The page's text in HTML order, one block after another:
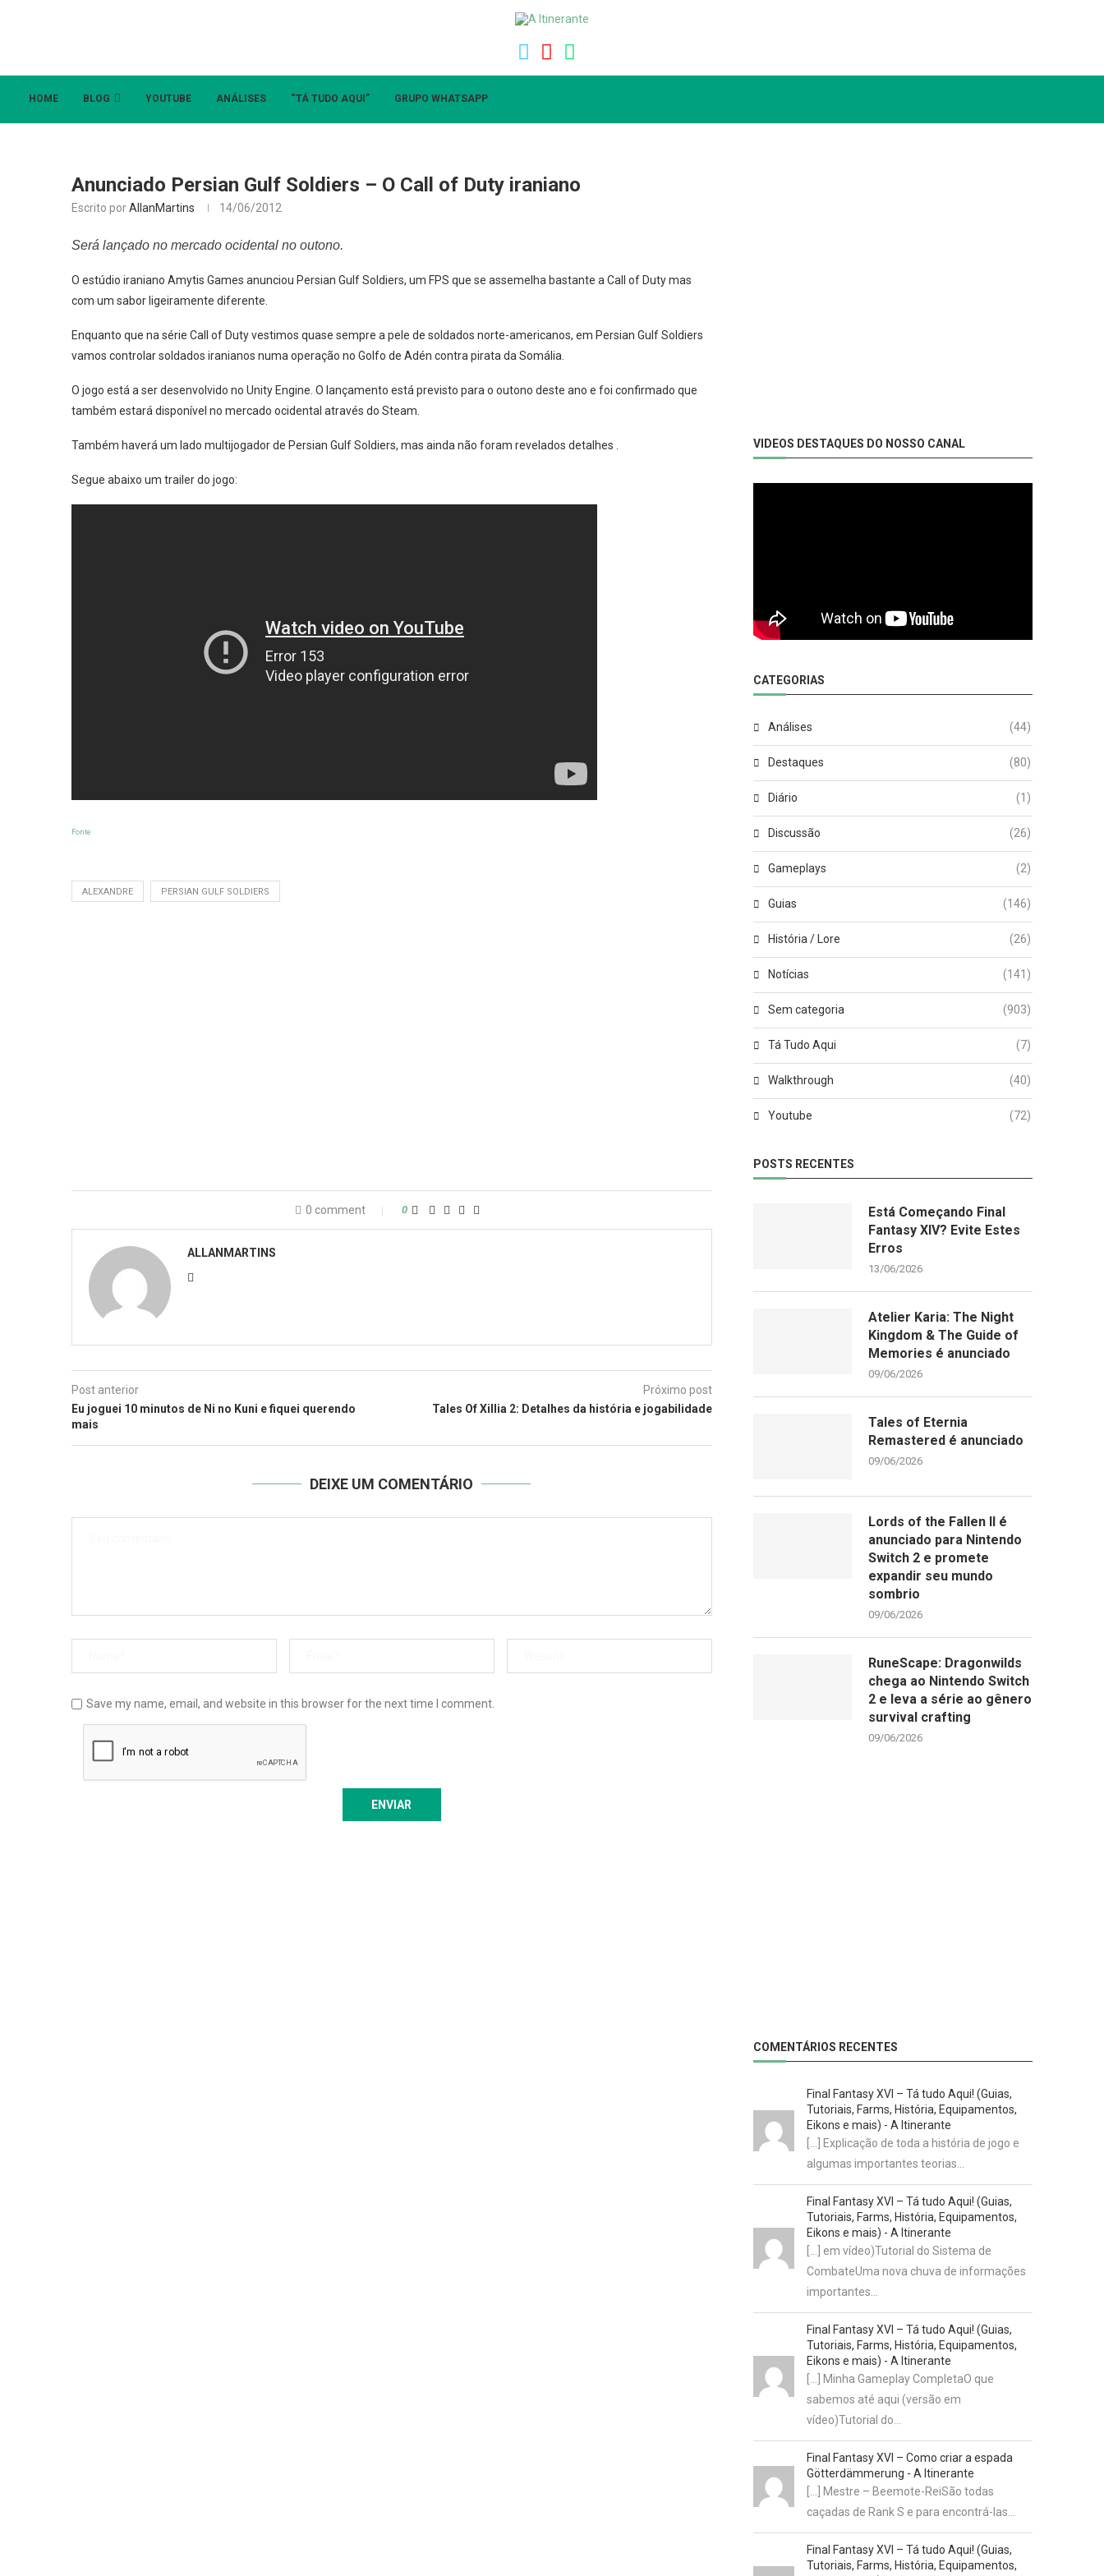
HOME BLOG YOUTUBE ANÁLISES “TÁ TUDO AQUI” GRUPO WHATSAPP
Anunciado Persian Gulf Soldiers – O Call of Duty iraniano
Escrito porAllanMartins 14/06/2012
Será lançado no mercado ocidental no outono.
O estúdio iraniano Amytis Games anunciou Persian Gulf Soldiers, um FPS que se assemelha bastante a Call of Duty mas
com um sabor ligeiramente diferente.
Enquanto que na série Call of Duty vestimos quase sempre a pele de soldados norte-americanos, em Persian Gulf Soldiers
vamos controlar soldados iranianos numa operação no Golfo de Adén contra pirata da Somália.
O jogo está a ser desenvolvido no Unity Engine. O lançamento está previsto para o outono deste ano e foi confirmado que
também estará disponível no mercado ocidental através do Steam.
Também haverá um lado multijogador de Persian Gulf Soldiers, mas ainda não foram revelados detalhes .
Segue abaixo um trailer do jogo:
Fonte
ALEXANDRE PERSIAN GULF SOLDIERS
0 comment 0
ALLANMARTINS
Post anterior
Eu joguei 10 minutos de Ni no Kuni e fiquei querendo
mais
Próximo post
Tales Of Xillia 2: Detalhes da história e jogabilidade
DEIXE UM COMENTÁRIO
Save my name, email, and website in this browser for the next time I comment.
VIDEOS DESTAQUES DO NOSSO CANAL
CATEGORIAS
Análises (44)
Destaques (80)
Diário (1)
Discussão (26)
Gameplays (2)
Guias (146)
História / Lore (26)
Notícias (141)
Sem categoria (903)
Tá Tudo Aqui (7)
Walkthrough (40)
Youtube (72)
POSTS RECENTES
Está Começando Final
Fantasy XIV? Evite Estes
Erros
13/06/2026
Atelier Karia: The Night
Kingdom & The Guide of
Memories é anunciado
09/06/2026
Tales of Eternia
Remastered é anunciado
09/06/2026
Lords of the Fallen II é
anunciado para Nintendo
Switch 2 e promete
expandir seu mundo
sombrio
09/06/2026
RuneScape: Dragonwilds
chega ao Nintendo Switch
2 e leva a série ao gênero
survival crafting
09/06/2026
COMENTÁRIOS RECENTES
Final Fantasy XVI – Tá tudo Aqui! (Guias,
Tutoriais, Farms, História, Equipamentos,
Eikons e mais) - A Itinerante
[…] Explicação de toda a história de jogo e
algumas importantes teorias…
Final Fantasy XVI – Tá tudo Aqui! (Guias,
Tutoriais, Farms, História, Equipamentos,
Eikons e mais) - A Itinerante
[…] em vídeo)Tutorial do Sistema de
CombateUma nova chuva de informações
importantes…
Final Fantasy XVI – Tá tudo Aqui! (Guias,
Tutoriais, Farms, História, Equipamentos,
Eikons e mais) - A Itinerante
[…] Minha Gameplay CompletaO que
sabemos até aqui (versão em
vídeo)Tutorial do…
Final Fantasy XVI – Como criar a espada
Götterdämmerung - A Itinerante
[…] Mestre – Beemote-ReiSão todas
caçadas de Rank S e para encontrá-las…
Final Fantasy XVI – Tá tudo Aqui! (Guias,
Tutoriais, Farms, História, Equipamentos,